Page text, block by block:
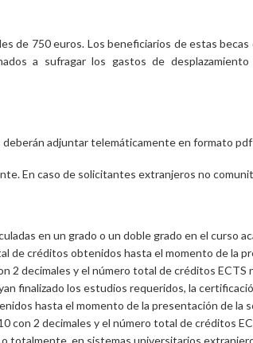
de 750 euros. Los beneficiarios de estas
a sufragar los gastos de
adjuntar telemáticamente en formato
En caso de solicitantes extranjeros no
en un grado o un doble grado en el curso
de créditos obtenidos hasta el momento de la
2 decimales y el número total de créditos
finalizado los estudios requeridos, la
hasta el momento de la presentación de la
con 2 decimales y el número total de créditos
totalmente, en sistemas universitarios